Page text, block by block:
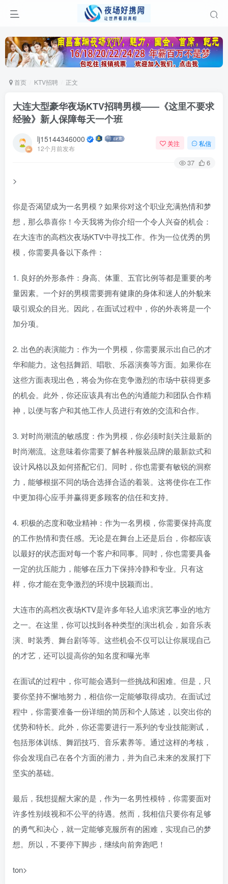
首页 KTV招聘 正文
大连大型豪华夜场KTV招聘男模——《这里不要求
经验》新人保障每天一个班
lj15144346000
12个月前发布
关注 私信
37 6
>
你是否渴望成为一名男模？如果你对这个职业充满热情和梦
想，那么恭喜你！今天我将为你介绍一个令人兴奋的机会：
在大连市的高档次夜场KTV中寻找工作。作为一位优秀的男
模，你需要具备以下条件：
1. 良好的外形条件：身高、体重、五官比例等都是重要的考
量因素。一个好的男模需要拥有健康的身体和迷人的外貌来
吸引观众的目光。因此，在面试过程中，你的外表将是一个
加分项。
2. 出色的表演能力：作为一个男模，你需要展示出自己的才
华和能力。这包括舞蹈、唱歌、乐器演奏等方面。如果你在
这些方面表现出色，将会为你在竞争激烈的市场中获得更多
的机会。此外，你还应该具有出色的沟通能力和团队合作精
神，以便与客户和其他工作人员进行有效的交流和合作。
3. 对时尚潮流的敏感度：作为男模，你必须时刻关注最新的
时尚潮流。这意味着你需要了解各种服装品牌的最新款式和
设计风格以及如何搭配它们。同时，你也需要有敏锐的洞察
力，能够根据不同的场合选择合适的着装。这将使你在工作
中更加得心应手并赢得更多顾客的信任和支持。
4. 积极的态度和敬业精神：作为一名男模，你需要保持高度
的工作热情和责任感。无论是在舞台上还是后台，你都应该
以最好的状态面对每一个客户和同事。同时，你也需要具备
一定的抗压能力，能够在压力下保持冷静和专业。只有这
样，你才能在竞争激烈的环境中脱颖而出。
大连市的高档次夜场KTV是许多年轻人追求演艺事业的地方
之一。在这里，你可以找到各种类型的演出机会，如音乐表
演、时装秀、舞台剧等等。这些机会不仅可以让你展现自己
的才艺，还可以提高你的知名度和曝光率
在面试的过程中，你可能会遇到一些挑战和困难。但是，只
要你坚持不懈地努力，相信你一定能够取得成功。在面试过
程中，你需要准备一份详细的简历和个人陈述，以突出你的
优势和特长。此外，你还需要进行一系列的专业技能测试，
包括形体训练、舞蹈技巧、音乐素养等。通过这样的考核，
你会发现自己在各个方面的潜力，并为自己未来的发展打下
坚实的基础。
最后，我想提醒大家的是，作为一名男性模特，你需要面对
许多性别歧视和不公平的待遇。然而，我相信只要你有足够
的勇气和决心，就一定能够克服所有的困难，实现自己的梦
想。所以，不要停下脚步，继续向前奔跑吧！
ton>